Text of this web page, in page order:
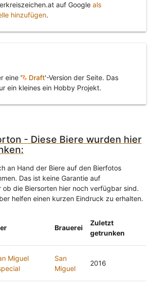
auf Google als
hinzufügen.
eine ' Draft'-Version der Seite. Das
ein kleines ein Hobby Projekt.
- Diese Biere wurden hier
an Hand der Biere auf den Bierfotos
Das ist keine Garantie auf
ob die Biersorten hier noch verfügbar sind.
helfen einen kurzen Eindruck zu erhalten.
Brauerei
Zuletzt
getrunken
Miguel
San
Miguel
2016